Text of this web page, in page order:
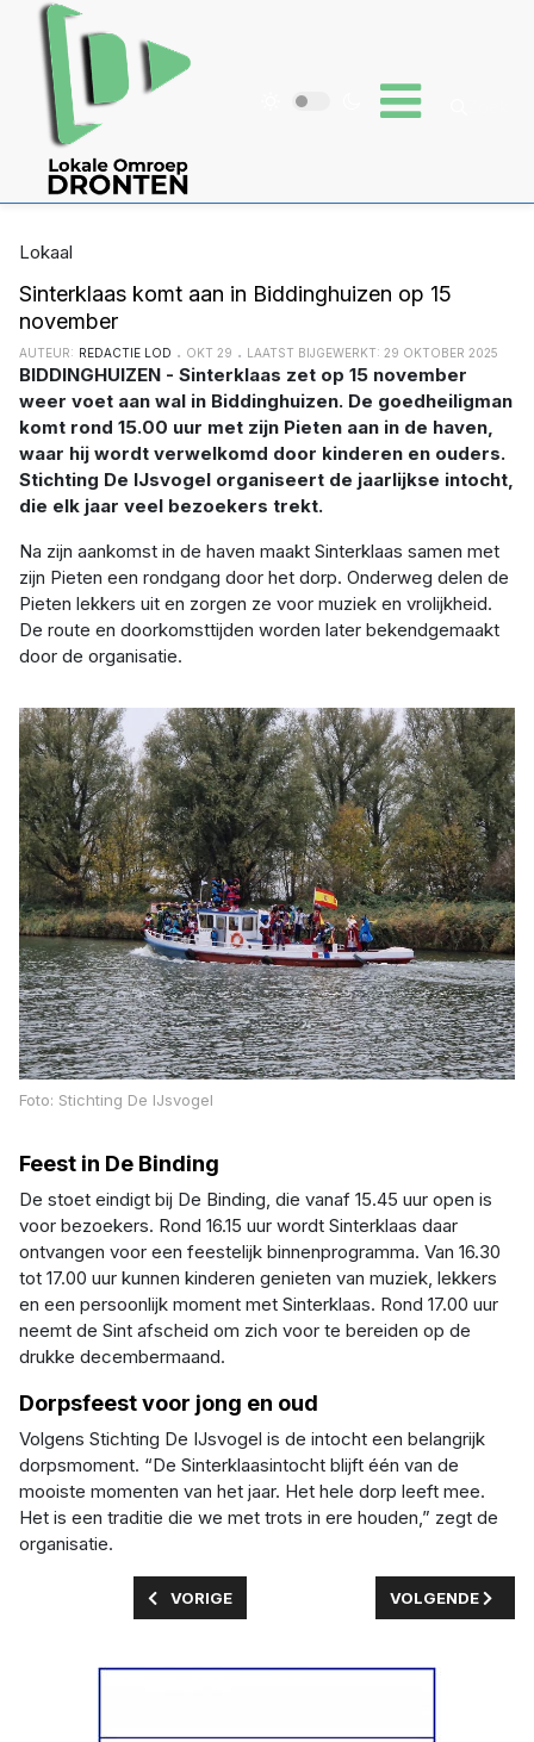
Lokaal
Sinterklaas komt aan in Biddinghuizen op 15
november
AUTEUR: REDACTIE LOD OKT 29 LAATST BIJGEWERKT: 29 OKTOBER 2025
BIDDINGHUIZEN - Sinterklaas zet op 15 november
weer voet aan wal in Biddinghuizen. De goedheiligman
komt rond 15.00 uur met zijn Pieten aan in de haven,
waar hij wordt verwelkomd door kinderen en ouders.
Stichting De IJsvogel organiseert de jaarlijkse intocht,
die elk jaar veel bezoekers trekt.
Na zijn aankomst in de haven maakt Sinterklaas samen met
zijn Pieten een rondgang door het dorp. Onderweg delen de
Pieten lekkers uit en zorgen ze voor muziek en vrolijkheid.
De route en doorkomsttijden worden later bekendgemaakt
door de organisatie.
Foto: Stichting De IJsvogel
Feest in De Binding
De stoet eindigt bij De Binding, die vanaf 15.45 uur open is
voor bezoekers. Rond 16.15 uur wordt Sinterklaas daar
ontvangen voor een feestelijk binnenprogramma. Van 16.30
tot 17.00 uur kunnen kinderen genieten van muziek, lekkers
en een persoonlijk moment met Sinterklaas. Rond 17.00 uur
neemt de Sint afscheid om zich voor te bereiden op de
drukke decembermaand.
Dorpsfeest voor jong en oud
Volgens Stichting De IJsvogel is de intocht een belangrijk
dorpsmoment. “De Sinterklaasintocht blijft één van de
mooiste momenten van het jaar. Het hele dorp leeft mee.
Het is een traditie die we met trots in ere houden,” zegt de
organisatie.
VORIG ARTIKEL: NIEUW KINDCENTRUM KOMT
VORIGE VOLGENDE
VOLGENDE